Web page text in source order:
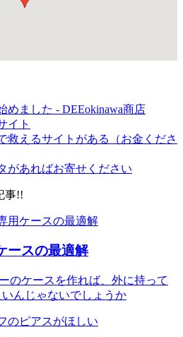
ースの最適解
のケースを作れば、外に持って
んじゃないでしょうか